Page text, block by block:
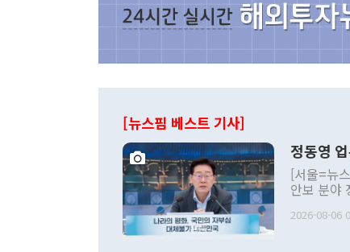
[뉴스핌 베스트 기사]
정동영
[서울=뉴
안보 분야
발언 중에
2026-08-06